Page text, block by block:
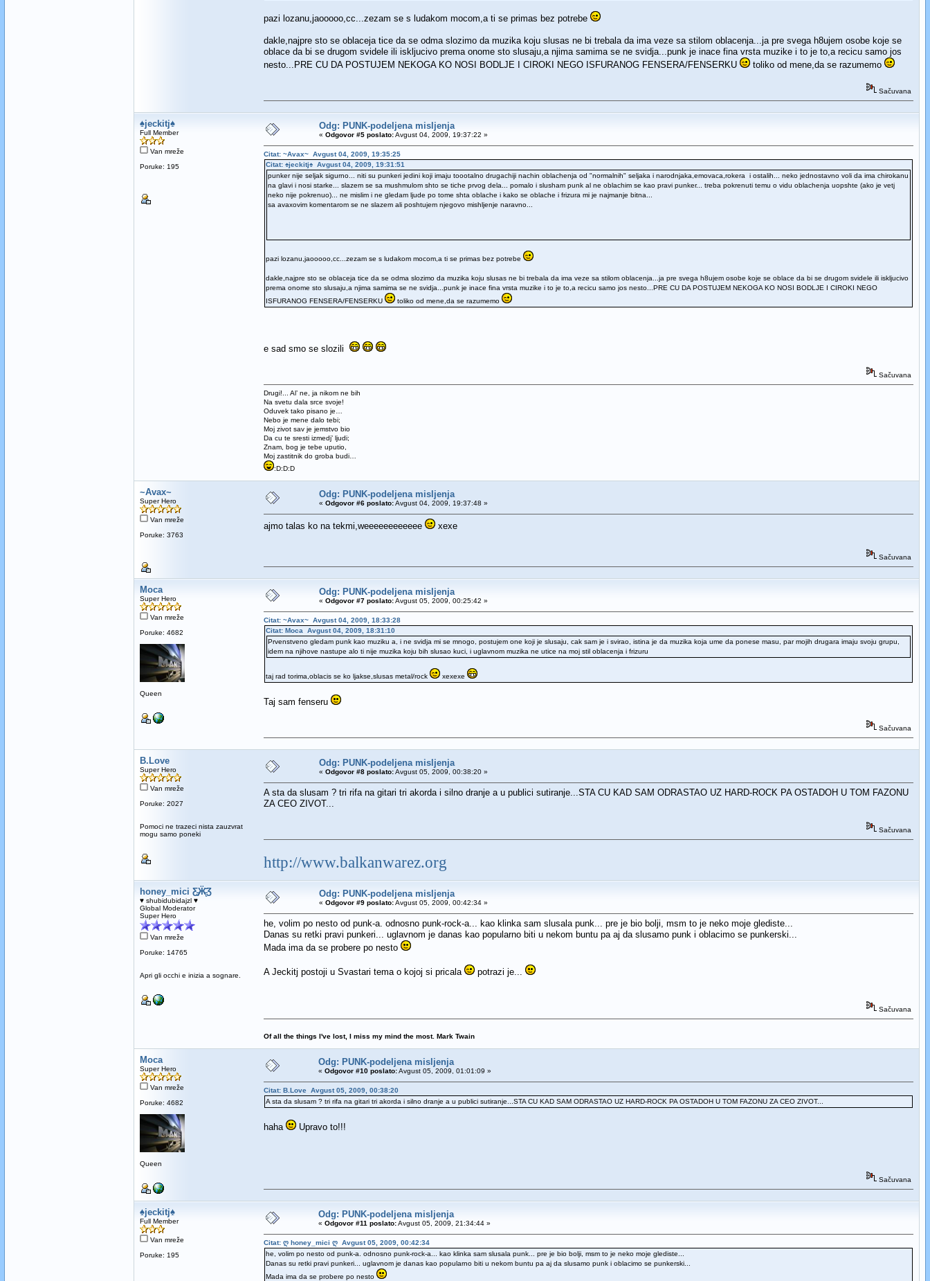
pazi lozanu,jaooooo,cc...zezam se s ludakom mocom,a ti se primas bez potrebe
dakle,najpre sto se oblaceja tice da se odma slozimo da muzika koju slusas ne bi trebala da ima veze sa stilom oblacenja...ja pre svega h8ujem osobe koje se
oblace da bi se drugom svidele ili iskljucivo prema onome sto slusaju,a njima samima se ne svidja...punk je inace fina vrsta muzike i to je to,a recicu samo jos
nesto...PRE CU DA POSTUJEM NEKOGA KO NOSI BODLJE I CIROKI NEGO ISFURANOG FENSERA/FENSERKU
toliko od mene,da se razumemo
Sačuvana
♠jeckitj♠
Full Member
Van mreže
Poruke: 195
Odg: PUNK-podeljena misljenja
« Odgovor #5 poslato:Avgust 04, 2009, 19:37:22 »
Citat: ~Avax~ Avgust 04, 2009, 19:35:25
Citat: ♠jeckitj♠ Avgust 04, 2009, 19:31:51
punker nije seljak sigurno... niti su punkeri jedini koji imaju toootalno drugachiji nachin oblachenja od "normalnih" seljaka i narodnjaka,emovaca,rokera i ostalih... neko jednostavno voli da ima chirokanu
na glavi i nosi starke... slazem se sa mushmulom shto se tiche prvog dela... pomalo i slusham punk al ne oblachim se kao pravi punker... treba pokrenuti temu o vidu oblachenja uopshte (ako je vetj
neko nije pokrenuo)... ne mislim i ne gledam ljude po tome shta oblache i kako se oblache i frizura mi je najmanje bitna...
sa avaxovim komentarom se ne slazem ali poshtujem njegovo mishljenje naravno...
pazi lozanu,jaooooo,cc...zezam se s ludakom mocom,a ti se primas bez potrebe
dakle,najpre sto se oblaceja tice da se odma slozimo da muzika koju slusas ne bi trebala da ima veze sa stilom oblacenja...ja pre svega h8ujem osobe koje se oblace da bi se drugom svidele ili iskljucivo
prema onome sto slusaju,a njima samima se ne svidja...punk je inace fina vrsta muzike i to je to,a recicu samo jos nesto...PRE CU DA POSTUJEM NEKOGA KO NOSI BODLJE I CIROKI NEGO
ISFURANOG FENSERA/FENSERKU
toliko od mene,da se razumemo
e sad smo se slozili
Sačuvana
Drugi!... Al’ ne, ja nikom ne bih
Na svetu dala srce svoje!
Oduvek tako pisano je…
Nebo je mene dalo tebi;
Moj zivot sav je jemstvo bio
Da cu te sresti izmedj’ ljudi;
Znam, bog je tebe uputio,
Moj zastitnik do groba budi…
:D:D:D
~Avax~
Super Hero
Van mreže
Poruke: 3763
Odg: PUNK-podeljena misljenja
« Odgovor #6 poslato:Avgust 04, 2009, 19:37:48 »
ajmo talas ko na tekmi,weeeeeeeeeeee xexe
Sačuvana
Moca
Super Hero
Van mreže
Poruke: 4682
Queen
Odg: PUNK-podeljena misljenja
« Odgovor #7 poslato:Avgust 05, 2009, 00:25:42 »
Citat: ~Avax~ Avgust 04, 2009, 18:33:28
Citat: Moca Avgust 04, 2009, 18:31:10
Prvenstveno gledam punk kao muziku a, i ne svidja mi se mnogo, postujem one koji je slusaju, cak sam je i svirao, istina je da muzika koja ume da ponese masu, par mojih drugara imaju svoju grupu,
idem na njihove nastupe alo ti nije muzika koju bih slusao kuci, i uglavnom muzika ne utice na moj stil oblacenja i frizuru
taj rad torima,oblacis se ko ljakse,slusas metal/rock xexexe
Taj sam fenseru
Sačuvana
B.Love
Super Hero
Van mreže
Poruke: 2027
Pomoci ne trazeci nista zauzvrat
mogu samo poneki
Odg: PUNK-podeljena misljenja
« Odgovor #8 poslato:Avgust 05, 2009, 00:38:20 »
A sta da slusam ? tri rifa na gitari tri akorda i silno dranje a u publici sutiranje...STA CU KAD SAM ODRASTAO UZ HARD-ROCK PA OSTADOH U TOM FAZONU
ZA CEO ZIVOT...
Sačuvana
http://www.balkanwarez.org
honey_mici Ƹ̵̡Ӝ̵̨̄Ʒ
♥ shubidubidajzl ♥
Global Moderator
Super Hero
Van mreže
Poruke: 14765
Apri gli occhi e inizia a sognare.
Odg: PUNK-podeljena misljenja
« Odgovor #9 poslato:Avgust 05, 2009, 00:42:34 »
he, volim po nesto od punk-a. odnosno punk-rock-a... kao klinka sam slusala punk... pre je bio bolji, msm to je neko moje glediste...
Danas su retki pravi punkeri... uglavnom je danas kao popularno biti u nekom buntu pa aj da slusamo punk i oblacimo se punkerski...
Mada ima da se probere po nesto
A Jeckitj postoji u Svastari tema o kojoj si pricala potrazi je...
Sačuvana
Of all the things I've lost, I miss my mind the most. Mark Twain
Moca
Super Hero
Van mreže
Poruke: 4682
Queen
Odg: PUNK-podeljena misljenja
« Odgovor #10 poslato:Avgust 05, 2009, 01:01:09 »
Citat: B.Love Avgust 05, 2009, 00:38:20
A sta da slusam ? tri rifa na gitari tri akorda i silno dranje a u publici sutiranje...STA CU KAD SAM ODRASTAO UZ HARD-ROCK PA OSTADOH U TOM FAZONU ZA CEO ZIVOT...
haha Upravo to!!!
Sačuvana
♠jeckitj♠
Full Member
Van mreže
Poruke: 195
Odg: PUNK-podeljena misljenja
« Odgovor #11 poslato:Avgust 05, 2009, 21:34:44 »
Citat: ღ honey_mici ღ Avgust 05, 2009, 00:42:34
he, volim po nesto od punk-a. odnosno punk-rock-a... kao klinka sam slusala punk... pre je bio bolji, msm to je neko moje glediste...
Danas su retki pravi punkeri... uglavnom je danas kao popularno biti u nekom buntu pa aj da slusamo punk i oblacimo se punkerski...
Mada ima da se probere po nesto